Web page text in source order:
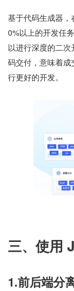
基于代码生成器
0%以上的开发任
以进行深度的二
码交付，意味着
行更好的开发。
三、使用
1.前后端分